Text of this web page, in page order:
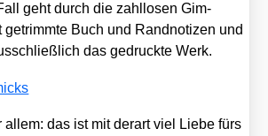
geht durch die zahl­lo­sen Gim­
getrimm­te Buch und Rand­no­ti­zen und
das gedruck­te Werk.
allem: das ist mit der­art viel Lie­be fürs